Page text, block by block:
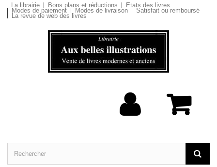
La librairie Bons plans et réductions Etats des livres
Modes de paiement Modes de livraison Satisfait ou remboursé
La revue de web des livres